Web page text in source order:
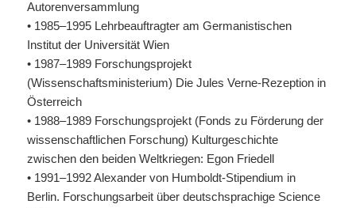
Autorenversammlung
• 1985–1995 Lehrbeauftragter am Germanistischen
Institut der Universität Wien
• 1987–1989 Forschungsprojekt
(Wissenschaftsministerium) Die Jules Verne-Rezeption in
Österreich
• 1988–1989 Forschungsprojekt (Fonds zu Förderung der
wissenschaftlichen Forschung) Kulturgeschichte
zwischen den beiden Weltkriegen: Egon Friedell
• 1991–1992 Alexander von Humboldt-Stipendium in
Berlin. Forschungsarbeit über deutschsprachige Science